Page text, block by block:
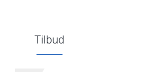
Tilbud